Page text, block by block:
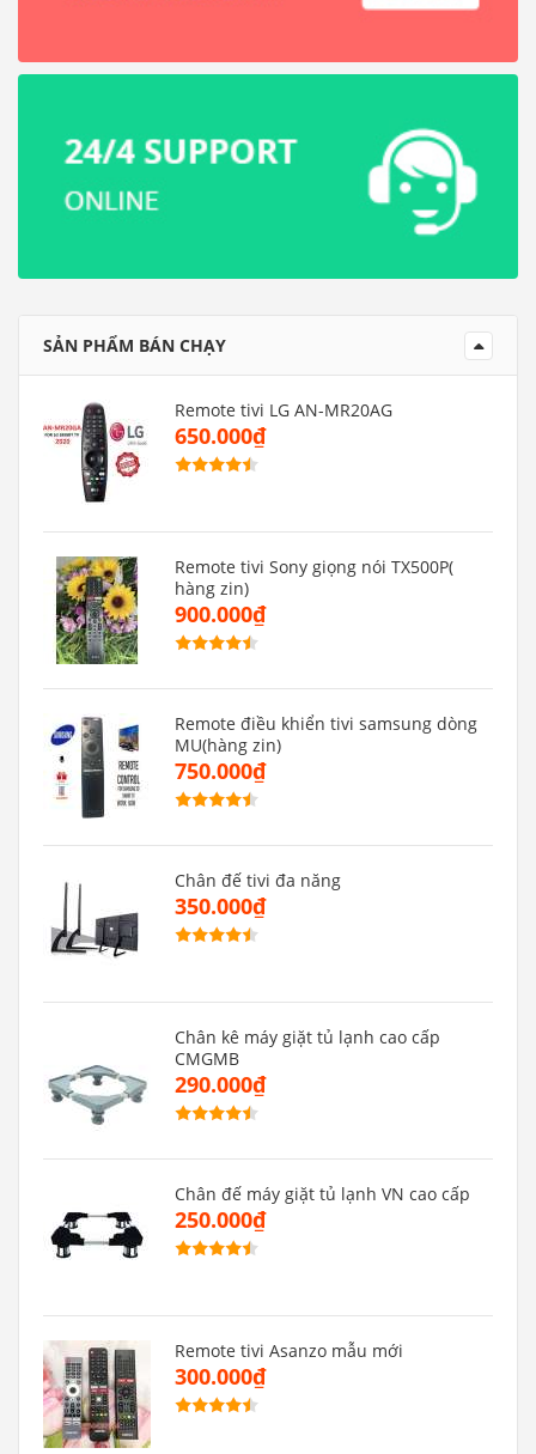
SẢN PHẨM BÁN CHẠY
Remote tivi LG AN-MR20AG
650.000₫
Remote tivi Sony giọng nói TX500P(
hàng zin)
900.000₫
Remote điều khiển tivi samsung dòng
MU(hàng zin)
750.000₫
Chân đế tivi đa năng
350.000₫
Chân kê máy giặt tủ lạnh cao cấp
CMGMB
290.000₫
Chân đế máy giặt tủ lạnh VN cao cấp
250.000₫
Remote tivi Asanzo mẫu mới
300.000₫